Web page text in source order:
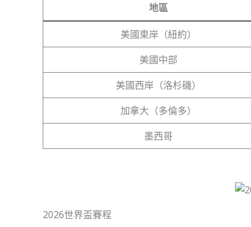
地區
美國東岸（紐約）
美國中部
美國西岸（洛杉磯）
加拿大（多倫多）
墨西哥
2026世界盃賽程